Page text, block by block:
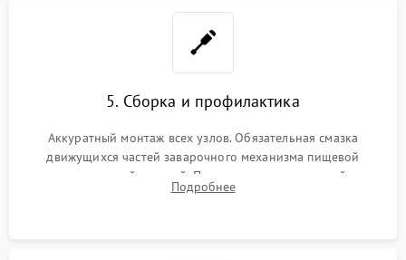
5. Сборка и профилактика
Аккуратный монтаж всех узлов. Обязательная смазка
движущихся частей заварочного механизма пищевой
силиконовой смазкой. Проведение программной
декальцинации и очистки системы от кофейных масел.
Подробнее